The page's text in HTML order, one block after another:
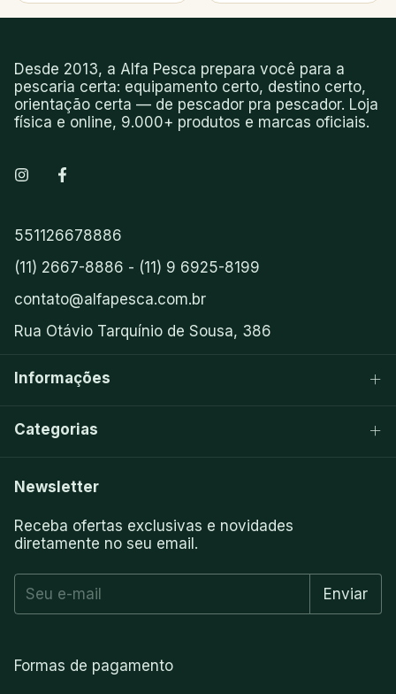
Desde 2013, a Alfa Pesca prepara você para a
pescaria certa: equipamento certo, destino certo,
orientação certa — de pescador pra pescador. Loja
física e online, 9.000+ produtos e marcas oficiais.
551126678886
(11) 2667-8886 - (11) 9 6925-8199
contato@alfapesca.com.br
Rua Otávio Tarquínio de Sousa, 386
Informações
Categorias
Newsletter
Receba ofertas exclusivas e novidades
diretamente no seu email.
Formas de pagamento